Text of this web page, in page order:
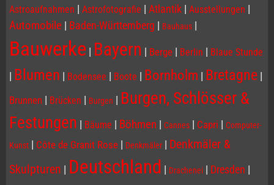
Astroaufnahmen | Astrofotografie | Atlantik | Ausstellungen |
Automobile | Baden-Württemberg | Bauhaus |
Bauwerke | Bayern | Berge | Berlin | Blaue Stunde
| Blumen | Bodensee | Boote | Bornholm | Bretagne |
Brunnen | Brücken | Burgen | Burgen, Schlösser &
Festungen | Bäume | Böhmen | Cannes | Capri | Computer-
Kunst | Côte de Granit Rose | Denkmäler | Denkmäler &
Skulpturen | Deutschland | Drachenei | Dresden |